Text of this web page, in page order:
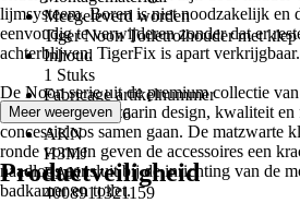
Meegeleverd worden
Tiger Noon Toiletrolhouder met
Inhoud
1 Stuks
Fabricage artikelnummer
1321630746
AKN
H3MJ
EAN
4008911321159
lijmsysteem. Boren is niet noodzakelijk en
eenvoudig te verwijderen zonder dat er
achterblijven. TigerFix is apart verkrijgbaar.
De Noon serie uit de premium collectie
accessoire serie waarin design, kwaliteit
concessieloos samen gaan. De matzwarte
ronde vormen geven de accessoires een
naadloos aansluit bij de inrichting van de
badkamer en toilet.
Meer weergeven
Productveiligheid